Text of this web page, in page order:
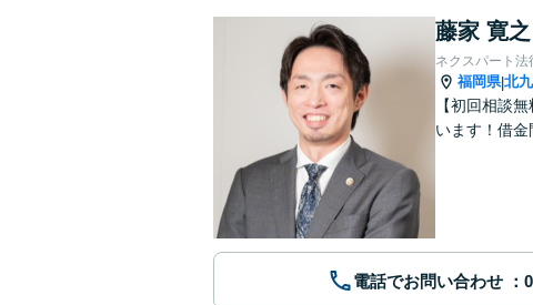
藤家 寛之
ネクスパート法
福岡県|北
【初回相談
います！借
電話でお問い合わせ